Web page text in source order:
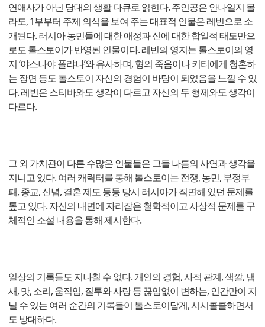
연애사가 아닌 당대의 생활 다큐로 읽힌다. 주인공은 안나일지 몰
라도, 1부부터 주제 의식을 보여 주는 대표적 인물은 레빈으로 소
개된다. 러시아 농민들에 대한 애정과 신에 대한 합일적 태도만으
로도 톨스토이가 반영된 인물이다. 레빈의 영지는 톨스토이의 영
지 ‘야스나야 폴랴나’와 유사하며, 형의 죽음이나 키티에게 청혼하
는 장면 등도 톨스토이 자신의 경험이 바탕이 되었음을 느낄 수 있
다. 레빈은 스티바와도 생각이 다르고 자신의 두 형제와도 생각이
다르다.
그 외 가치관이 다른 수많은 인물들은 그들 나름의 사연과 생각을
지니고 있다. 여러 캐릭터를 통해 톨스토이는 전쟁, 농민, 부정부
패, 종교, 신념, 결혼 제도 등등 당시 러시아가 직면해 있던 문제를
톺고 있다. 자신의 내면에 자리잡은 철학적이고 사상적 문제를 구
체적인 소설 내용을 통해 제시한다.
일상의 기록들도 지나칠 수 없다. 개인의 경험, 사적 관계, 색깔, 냄
새, 맛, 소리, 움직임, 질투와 사랑 등 끊임없이 변하는, 인간만이 지
닐 수 있는 여러 순간의 기록들이 톨스토이답게, 시시콜콜하면서
도 방대하다.